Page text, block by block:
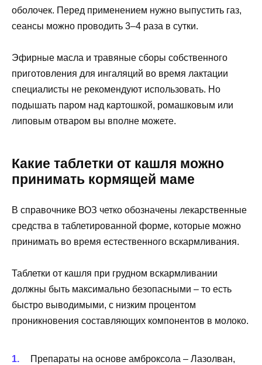
оболочек. Перед применением нужно выпустить газ,
сеансы можно проводить 3–4 раза в сутки.
Эфирные масла и травяные сборы собственного
приготовления для ингаляций во время лактации
специалисты не рекомендуют использовать. Но
подышать паром над картошкой, ромашковым или
липовым отваром вы вполне можете.
Какие таблетки от кашля можно
принимать кормящей маме
В справочнике ВОЗ четко обозначены лекарственные
средства в таблетированной форме, которые можно
принимать во время естественного вскармливания.
Таблетки от кашля при грудном вскармливании
должны быть максимально безопасными – то есть
быстро выводимыми, с низким процентом
проникновения составляющих компонентов в молоко.
Препараты на основе амброксола – Лазолван,